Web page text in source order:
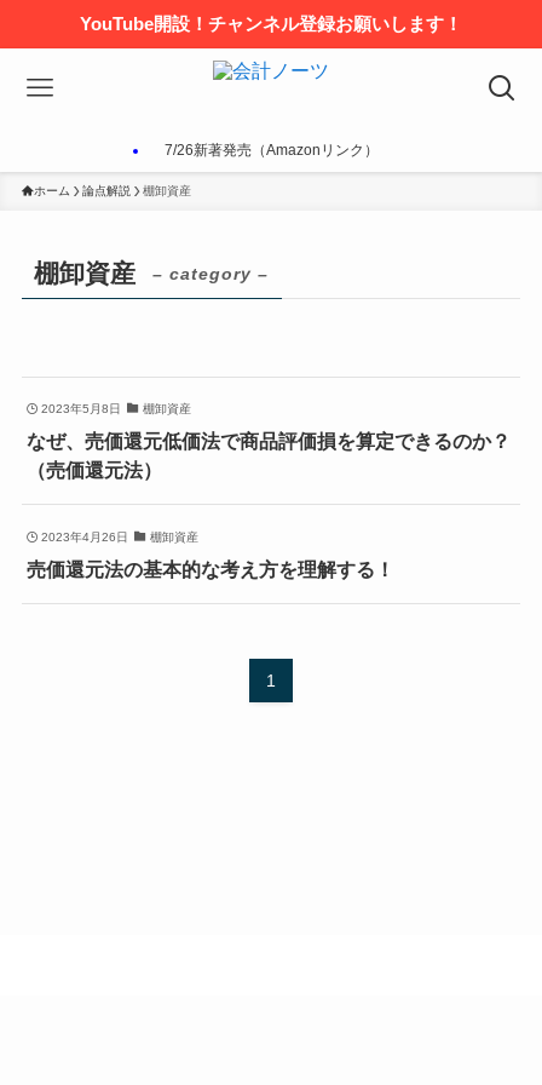
YouTube開設！チャンネル登録お願いします！
7/26新著発売（Amazonリンク）
ホーム 論点解説 棚卸資産
棚卸資産 – category –
2023年5月8日 棚卸資産
なぜ、売価還元低価法で商品評価損を算定できるのか？
（売価還元法）
2023年4月26日 棚卸資産
売価還元法の基本的な考え方を理解する！
1